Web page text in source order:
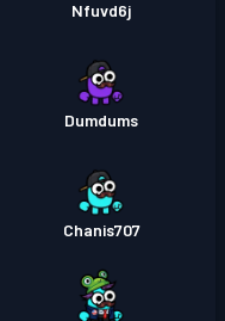
Nfuvd6j
Dumdums
Chanis707